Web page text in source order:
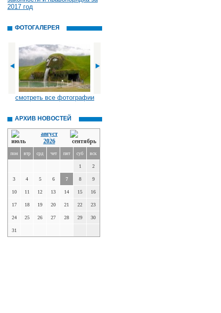
2017 год
ФОТОГАЛЕРЕЯ
смотреть все фотографии
АРХИВ НОВОСТЕЙ
август
2026
пон втр срд чет пят суб вск
1 2
3 4 5 6 7 8 9
10 11 12 13 14 15 16
17 18 19 20 21 22 23
24 25 26 27 28 29 30
31